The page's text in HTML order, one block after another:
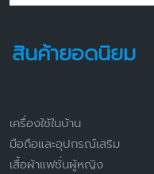
สินค้ายอดนิยม
เครื่องใช้ในบ้าน
มือถือและอุปกรณ์เสริม
เสื้อผ้าแฟชั่นผู้หญิง